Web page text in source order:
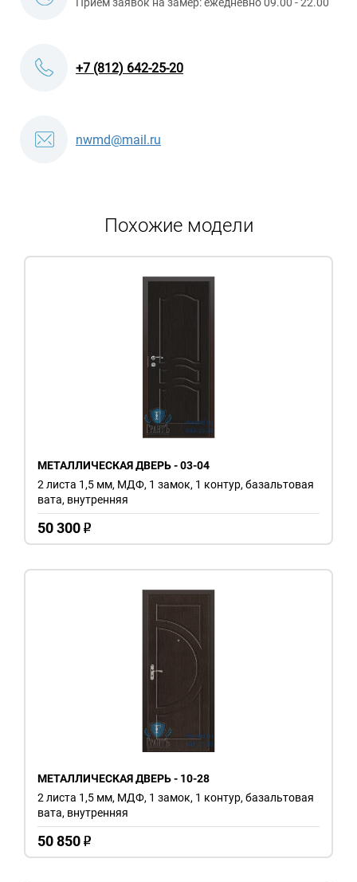
+7 (812) 642-25-20
nwmd@mail.ru
Похожие модели
МЕТАЛЛИЧЕСКАЯ ДВЕРЬ - 03-04
50 300 o
2 листа 1,5 мм, МДФ, 1 замок, 1 контур, базальтовая
вата, внутренняя
МЕТАЛЛИЧЕСКАЯ ДВЕРЬ - 10-28
50 850 o
2 листа 1,5 мм, МДФ, 1 замок, 1 контур, базальтовая
вата, внутренняя